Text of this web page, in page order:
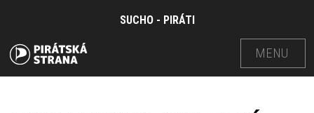
SUCHO - PIRÁTI
MENU